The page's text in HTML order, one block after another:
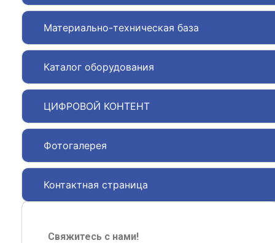
Материально-техническая база
Каталог оборудования
ЦИФРОВОЙ КОНТЕНТ
Фотогалерея
Контактная страница
Свяжитесь с нами!